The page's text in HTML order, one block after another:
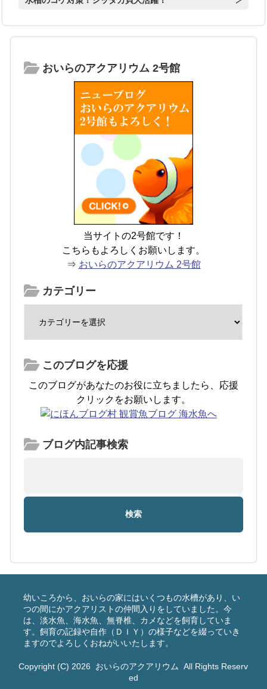
おいらのアクアリウム 2号館
当サイトの2号館です！
こちらもよろしくお願いします。
⇒ おいらのアクアリウム 2号館
カテゴリー
このブログを応援
このブログがあなたのお役に立ちましたら、応援
クリックをお願いします。
ブログ内記事検索
幼いころから、おいらの家にはいくつもの水槽があり、い
つの間にかアクアリストの仲間入りをしていました。今
は、淡水魚、海水魚、無脊椎、カメなどを飼育していま
す。飼育の記録や自作（ＤＩＹ）の様子などを綴っていき
ますのでよろしくおねがいいたします。
Copyright (C) 2026 おいらのアクアリウム
All Rights Reserv
ed